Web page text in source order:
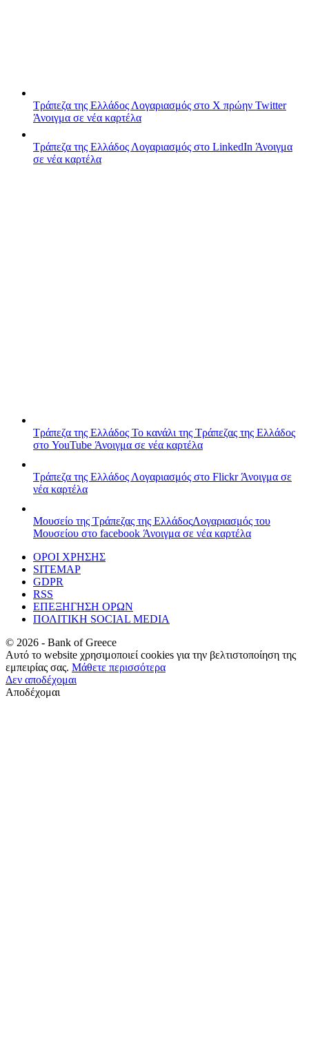
Τράπεζα της Ελλάδος Λογαριασμός στο X πρώην Twitter
Άνοιγμα σε νέα καρτέλα
Τράπεζα της Ελλάδος Λογαριασμός στο LinkedIn Άνοιγμα
σε νέα καρτέλα
Τράπεζα της Ελλάδος Το κανάλι της Τράπεζας της Ελλάδος
στο YouTube Άνοιγμα σε νέα καρτέλα
Τράπεζα της Ελλάδος Λογαριασμός στο FlickrΆνοιγμα σε
νέα καρτέλα
Μουσείο της Τράπεζας της ΕλλάδοςΛογαριασμός του
Μουσείου στο facebook Άνοιγμα σε νέα καρτέλα
ΟΡΟΙ ΧΡΗΣΗΣ
SITEMAP
GDPR
RSS
ΕΠΕΞΗΓΗΣΗ ΟΡΩΝ
ΠΟΛΙΤΙΚΗ SOCIAL MEDIA
© 2026 - Bank of Greece
Αυτό το website χρησιμοποιεί cookies για την βελτιστοποίηση της
εμπειρίας σας. Μάθετε περισσότερα
Δεν αποδέχομαι
Αποδέχομαι